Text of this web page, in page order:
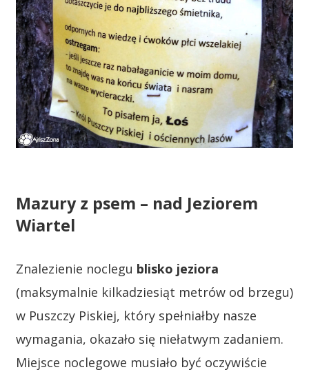
Mazury z psem – nad Jeziorem
Wiartel
Znalezienie noclegu blisko jeziora
(maksymalnie kilkadziesiąt metrów od brzegu)
w Puszczy Piskiej, który spełniałby nasze
wymagania, okazało się niełatwym zadaniem.
Miejsce noclegowe musiało być oczywiście